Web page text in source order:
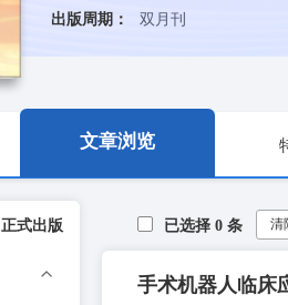
出版周期：
双月刊
文章浏览
正式出版 已选择 0 条 清
手术机器人临床